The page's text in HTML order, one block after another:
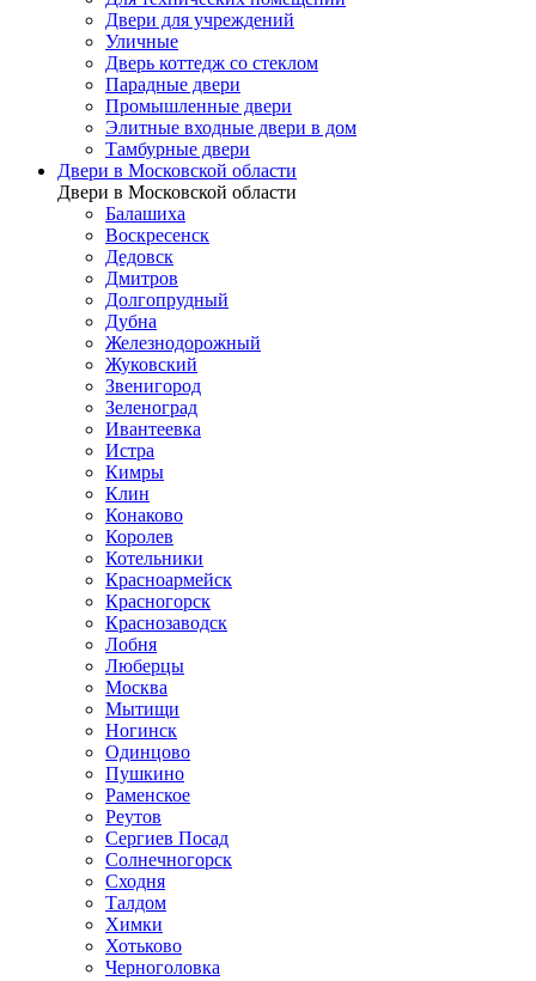
Двери для учреждений
Уличные
Дверь коттедж со стеклом
Парадные двери
Промышленные двери
Элитные входные двери в дом
Тамбурные двери
Двери в Московской области
Двери в Московской области
Балашиха
Воскресенск
Дедовск
Дмитров
Долгопрудный
Дубна
Железнодорожный
Жуковский
Звенигород
Зеленоград
Ивантеевка
Истра
Кимры
Клин
Конаково
Королев
Котельники
Красноармейск
Красногорск
Краснозаводск
Лобня
Люберцы
Москва
Мытищи
Ногинск
Одинцово
Пушкино
Раменское
Реутов
Сергиев Посад
Солнечногорск
Сходня
Талдом
Химки
Хотьково
Черноголовка